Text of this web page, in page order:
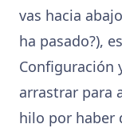
vas hacia
ha pasado?),
Configuración
arrastrar para
hilo por haber